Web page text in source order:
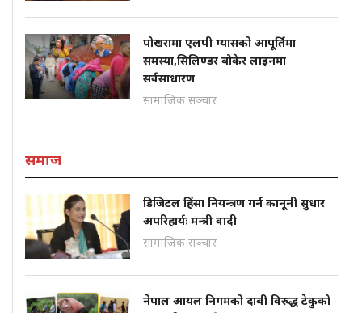
पोखरामा एलपी ग्यासको आपूर्तिमा
समस्या,सिलिण्डर बोकेर लाइनमा
सर्वसाधारण
सामाजिक सञ्चार
समाज
डिजिटल हिंसा नियन्त्रण गर्न कानूनी सुधार
अपरिहार्यः मन्त्री वादी
सामाजिक सञ्चार
नेपाल आयल निगमको दाबी विरुद्ध टेकुको